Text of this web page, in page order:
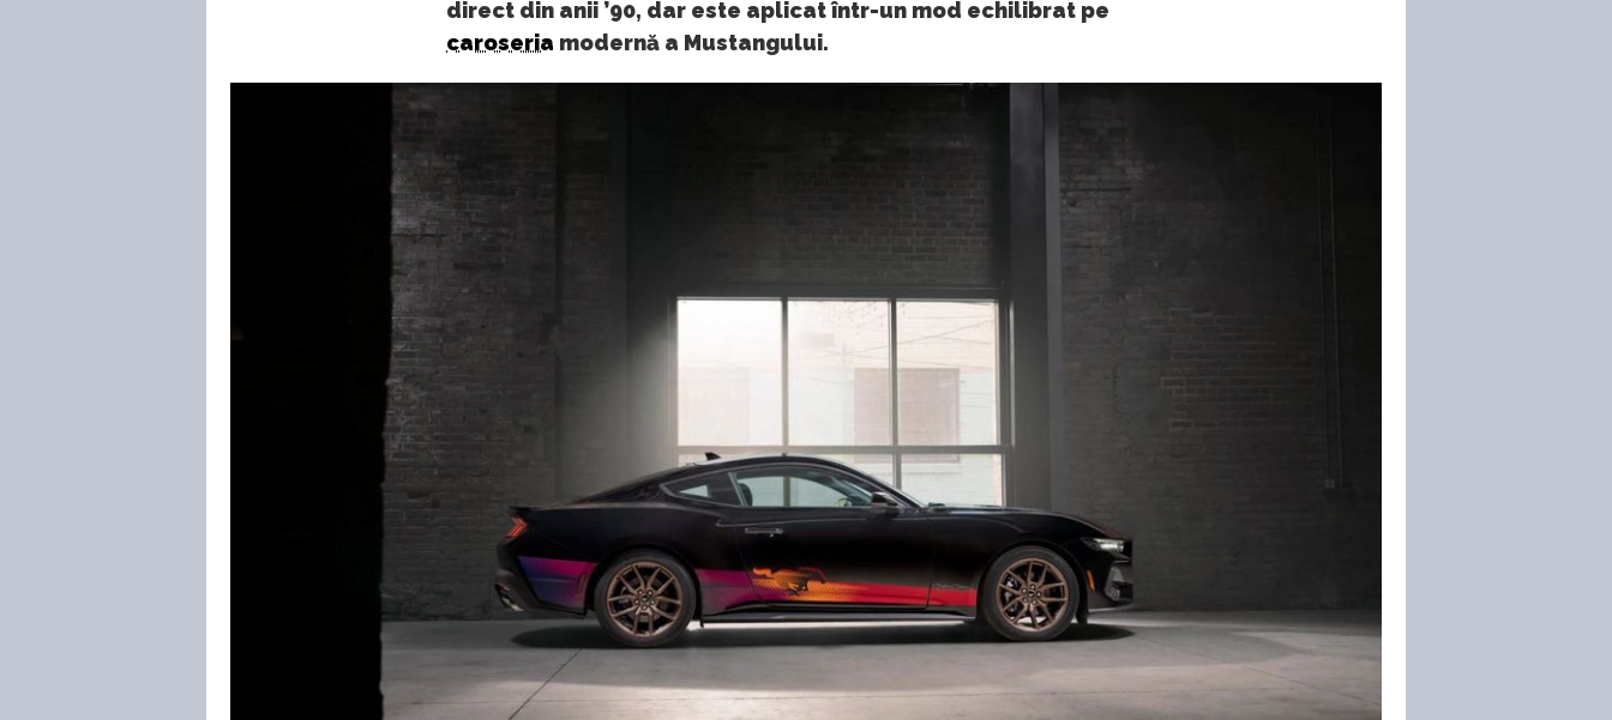
direct din anii ’90, dar este aplicat într-un mod echilibrat pe
caroseria modernă a Mustangului.